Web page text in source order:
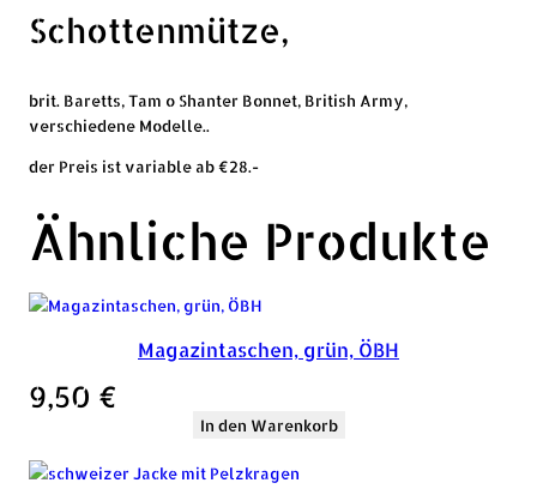
Schottenmütze,
brit. Baretts, Tam o Shanter Bonnet, British Army,
verschiedene Modelle..
der Preis ist variable ab €28.-
Ähnliche Produkte
Magazintaschen, grün, ÖBH
9,50 €
In den Warenkorb